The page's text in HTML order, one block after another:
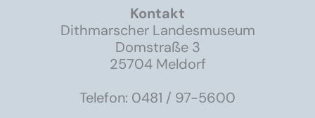
Kontakt
Dithmarscher Landesmuseum
Domstraße 3
25704 Meldorf
Telefon: 0481 / 97-5600